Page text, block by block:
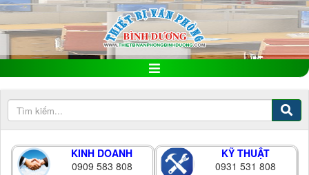
KINH DOANH
0909 583 808
KỸ THUẬT
0931 531 808